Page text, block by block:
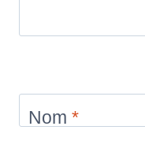
Nom *